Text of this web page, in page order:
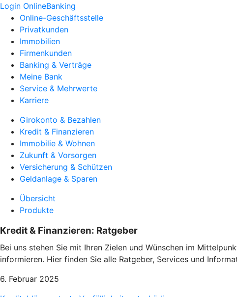
Login OnlineBanking
Online-Geschäftsstelle
Privatkunden
Immobilien
Firmenkunden
Banking & Verträge
Meine Bank
Service & Mehrwerte
Karriere
Girokonto & Bezahlen
Kredit & Finanzieren
Immobilie & Wohnen
Zukunft & Vorsorgen
Versicherung & Schützen
Geldanlage & Sparen
Übersicht
Produkte
Kredit & Finanzieren: Ratgeber
Bei uns stehen Sie mit Ihren Zielen und Wünschen im
informieren. Hier finden Sie alle Ratgeber, Services und
6. Februar 2025